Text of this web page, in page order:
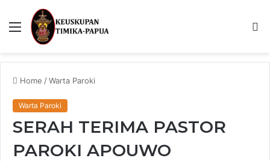
Menu
Home /Warta Paroki
Warta Paroki
SERAH TERIMA PASTOR
PAROKI APOUWO